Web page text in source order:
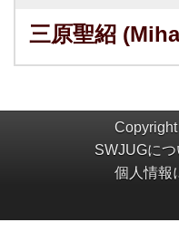
三原聖紹
SWJUGにつ
個人情報